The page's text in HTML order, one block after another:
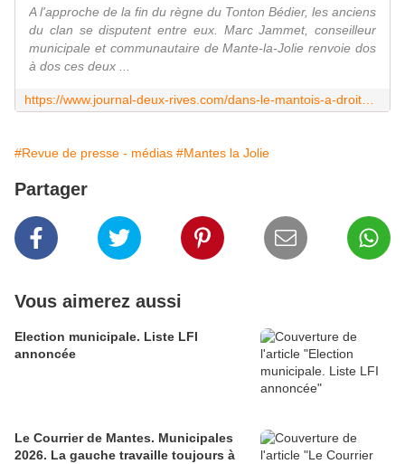
A l'approche de la fin du règne du Tonton Bédier, les anciens
du clan se disputent entre eux. Marc Jammet, conseilleur
municipale et communautaire de Mante-la-Jolie renvoie dos
à dos ces deux ...
#Revue de presse - médias #Mantes la Jolie
Partager
Vous aimerez aussi
Election municipale. Liste LFI
annoncée
Le Courrier de Mantes. Municipales
2026. La gauche travaille toujours à